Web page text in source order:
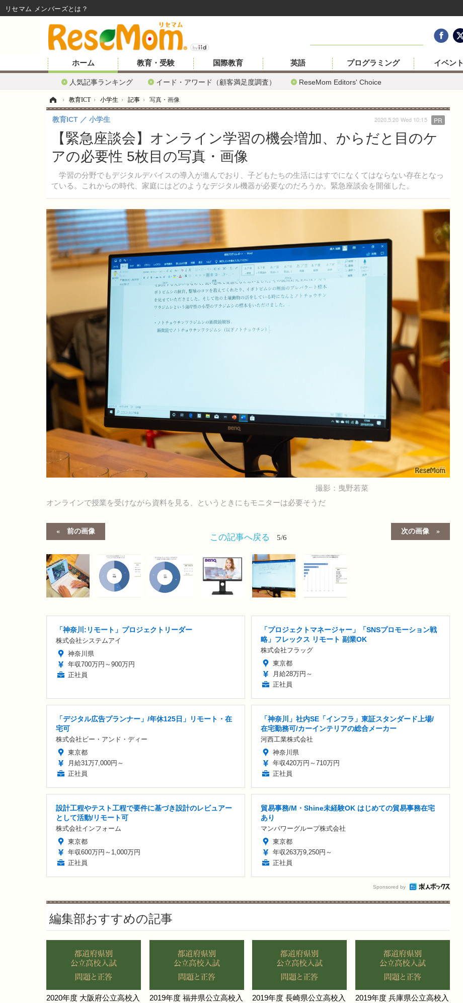
ホーム
人気記事ランキング イード・アワード（顧客満足度調査） ReseMom Editors' Choice
教育・受験 国際教育 英語 プログラミング イベント
› 教育ICT › 小学生 › 記事 › 写真・画像
【緊急座談会】オンライン学習の機会増加、からだと目のケ
アの必要性 5枚目の写真・画像
学習の分野でもデジタルデバイスの導入が進んでおり、子どもたちの生活にはすでになくてはならない存在となっ
ている。これからの時代、家庭にはどのようなデジタル機器が必要なのだろうか。緊急座談会を開催した。
教育ICT 小学生 2020.5.20 Wed 10:15 PR
撮影：曳野若菜
オンラインで授業を受けながら資料を見る、というときにもモニターは必要そうだ
前の画像 次の画像
この記事へ戻る 5/6
「神奈川:リモート」プロジェクトリーダー
株式会社システムアイ
神奈川県
年収700万円～900万円
正社員
「プロジェクトマネージャー」「SNSプロモーション戦
略」フレックス リモート 副業OK
株式会社フラッグ
東京都
月給28万円～
正社員
「デジタル広告プランナー」/年休125日」リモート・在
宅可
株式会社ビー・アンド・ディー
東京都
月給31万7,000円～
正社員
「神奈川」社内SE「インフラ」東証スタンダード上場/
在宅勤務可/カーインテリアの総合メーカー
河西工業株式会社
神奈川県
年収420万円～710万円
正社員
設計工程やテスト工程で要件に基づき設計のレビュアー
として活動/リモート可
株式会社インフォーム
東京都
年収600万円～1,000万円
正社員
貿易事務/M・Shine未経験OK はじめての貿易事務在宅
あり
マンパワーグループ株式会社
東京都
年収263万9,250円～
正社員
Sponsored by
編集部おすすめの記事
2020年度 大阪府公立高校入
2019年度 福井県公立高校入
2019年度 長崎県公立高校入
2019年度 兵庫県公立高校入
リセマム メンバーズ